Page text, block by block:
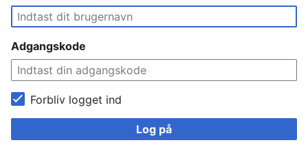
Adgangskode
Forbliv logget ind
Log på